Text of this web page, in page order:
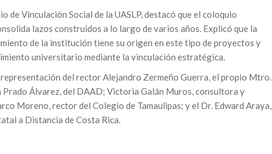
de Vinculación Social de la UASLP, destacó que el coloquio
lazos construidos a lo largo de varios años. Explicó que la
de la institución tiene su origen en este tipo de proyectos y
universitario mediante la vinculación estratégica.
del rector Alejandro Zermeño Guerra, el propio Mtro.
Álvarez, del DAAD; Victoria Galán Muros, consultora y
Moreno, rector del Colegio de Tamaulipas; y el Dr. Edward Araya,
a Distancia de Costa Rica.